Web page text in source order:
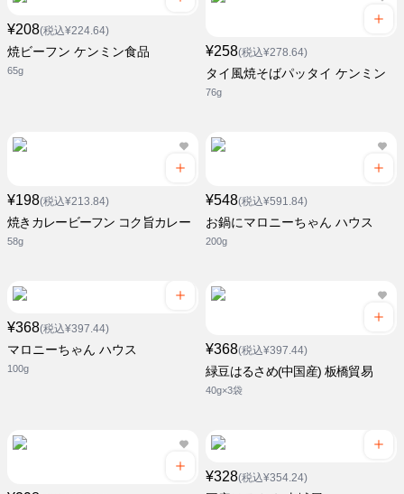
¥208(税込¥224.64)
焼ビーフン ケンミン食品
65g
¥258(税込¥278.64)
タイ風焼そばパッタイ ケンミン
76g
¥198(税込¥213.84)
焼きカレービーフン コク旨カレー
58g
¥548(税込¥591.84)
お鍋にマロニーちゃん ハウス
200g
¥368(税込¥397.44)
マロニーちゃん ハウス
100g
¥368(税込¥397.44)
緑豆はるさめ(中国産) 板橋貿易
40g×3袋
¥328(税込¥354.24)